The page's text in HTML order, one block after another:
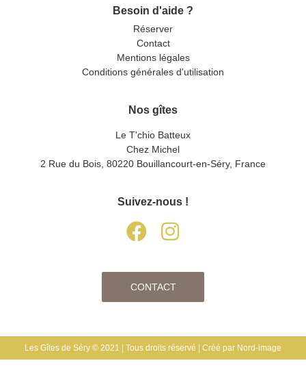
Besoin d'aide ?
Réserver
Contact
Mentions légales
Conditions générales d'utilisation
Nos gîtes
Le T'chio Batteux
Chez Michel
2 Rue du Bois, 80220 Bouillancourt-en-Séry, France
Suivez-nous !
CONTACT
Les Gîtes de Séry © 2021 | Tous droits réservé | Créé par Nord-image